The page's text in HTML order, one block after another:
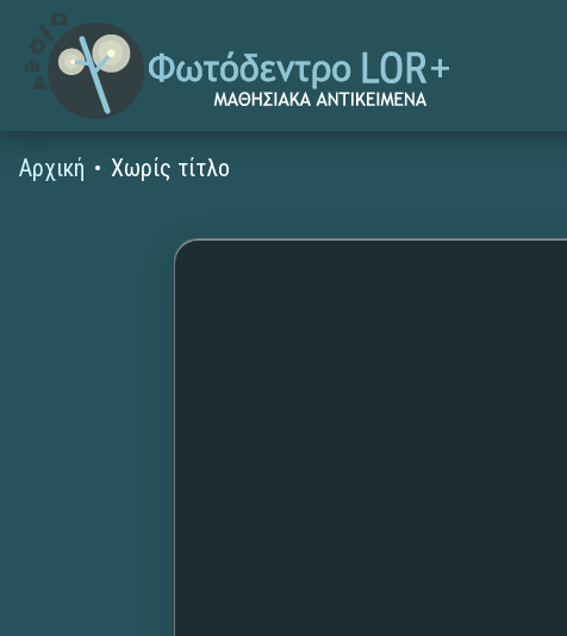
Αρχική Χωρίς τίτλο